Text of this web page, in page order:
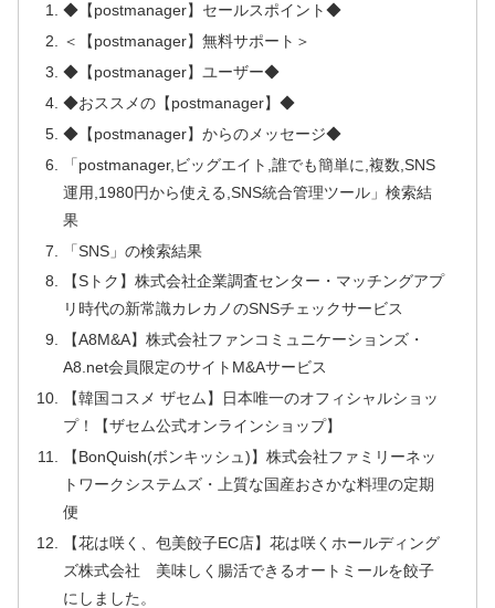
◆【postmanager】セールスポイント◆
＜【postmanager】無料サポート＞
◆【postmanager】ユーザー◆
◆おススメの【postmanager】◆
◆【postmanager】からのメッセージ◆
「postmanager,ビッグエイト,誰でも簡単に,複数,SNS
運用,1980円から使える,SNS統合管理ツール」検索結
果
「SNS」の検索結果
【Sトク】株式会社企業調査センター・マッチングアプ
リ時代の新常識カレカノのSNSチェックサービス
【A8M&A】株式会社ファンコミュニケーションズ・
A8.net会員限定のサイトM&Aサービス
【韓国コスメ ザセム】日本唯一のオフィシャルショッ
プ！【ザセム公式オンラインショップ】
【BonQuish(ボンキッシュ)】株式会社ファミリーネッ
トワークシステムズ・上質な国産おさかな料理の定期
便
【花は咲く、包美餃子EC店】花は咲くホールディング
ズ株式会社 美味しく腸活できるオートミールを餃子
にしました。